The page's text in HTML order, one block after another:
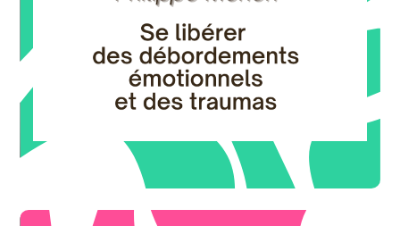
ET SI NOUS PRENIONS SOIN
DE NOUS
Philippe MENON - EFT
OFFRE DE BIENVENUE
30mn d'accompagnement téléphonique offert